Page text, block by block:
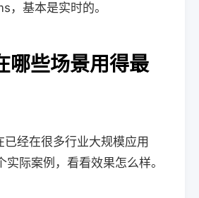
，基本是实时的。
哪些场景用得最
经在很多行业大规模应用
实际案例，看看效果怎么样。